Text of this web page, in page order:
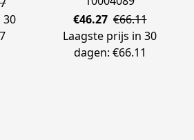
30
€46.27 €66.11
Laagste prijs in 30
dagen: €66.11